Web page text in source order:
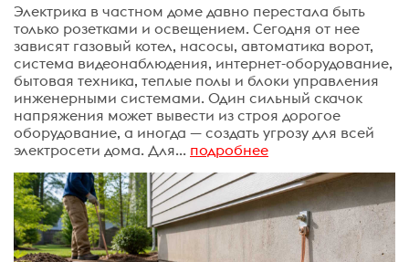
Электрика в частном доме давно перестала быть
только розетками и освещением. Сегодня от нее
зависят газовый котел, насосы, автоматика ворот,
система видеонаблюдения, интернет-оборудование,
бытовая техника, теплые полы и блоки управления
инженерными системами. Один сильный скачок
напряжения может вывести из строя дорогое
оборудование, а иногда — создать угрозу для всей
электросети дома. Для... подробнее